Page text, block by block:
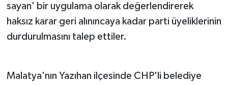
sayan' bir uygulama olarak değerlendirerek
haksız karar geri alınıncaya kadar parti üyeliklerinin
durdurulmasını talep ettiler.
Malatya'nın Yazıhan ilçesinde CHP'li belediye